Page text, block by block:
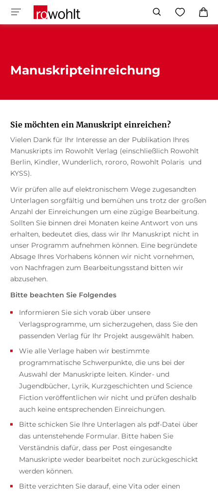
Manuskripteinreichung
Sie möchten ein Manuskript einreichen?
Vielen Dank für Ihr Interesse an der Publikation Ihres
Manuskripts im Rowohlt Verlag (einschließlich Rowohlt
Berlin, Kindler, Wunderlich, rororo, Rowohlt Polaris und
KYSS).
Wir prüfen alle auf elektronischem Wege zugesandten
Unterlagen sorgfältig und bemühen uns trotz der großen
Anzahl der Einreichungen um eine zügige Bearbeitung.
Sollten Sie binnen drei Monaten keine Antwort von uns
erhalten, bedeutet dies, dass wir Ihr Manuskript nicht in
unser Programm aufnehmen können. Eine begründete
Absage Ihres Vorhabens können wir nicht vornehmen,
von Nachfragen zum Bearbeitungsstand bitten wir
abzusehen.
Bitte beachten Sie Folgendes
Informieren Sie sich vorab über unsere
Verlagsprogramme, um sicherzugehen, dass Sie den
passenden Verlag für Ihr Projekt ausgewählt haben.
Wie alle Verlage haben wir bestimmte
programmatische Schwerpunkte, die uns bei der
Auswahl der Manuskripte leiten. Kinder- und
Jugendbücher, Lyrik, Kurzgeschichten und Science
Fiction veröffentlichen wir nicht und prüfen deshalb
auch keine entsprechenden Einreichungen.
Bitte schicken Sie Ihre Unterlagen als pdf-Datei über
das untenstehende Formular. Bitte haben Sie
Verständnis dafür, dass per Post eingesandte
Manuskripte weder bearbeitet noch zurückgeschickt
werden können.
Bitte verzichten Sie darauf, eine Vita oder einen